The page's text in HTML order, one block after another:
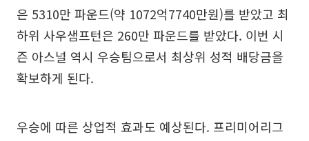
은 5310만 파운드(약 1072억7740만원)를 받았고 최
하위 사우샘프턴은 260만 파운드를 받았다. 이번 시
즌 아스널 역시 우승팀으로서 최상위 성적 배당금을
확보하게 된다.
우승에 따른 상업적 효과도 예상된다. 프리미어리그